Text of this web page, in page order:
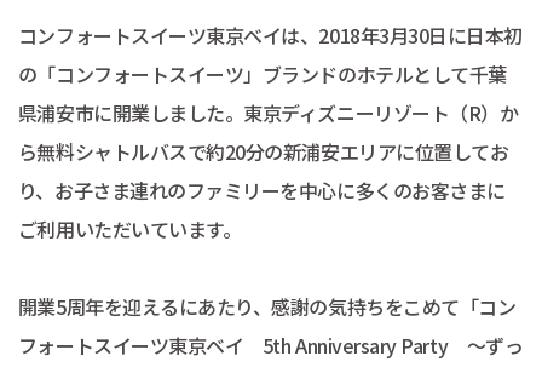
コンフォートスイーツ東京ベイは、2018年3月30日に日本初
の「コンフォートスイーツ」ブランドのホテルとして千葉
県浦安市に開業しました。東京ディズニーリゾート（R）か
ら無料シャトルバスで約20分の新浦安エリアに位置してお
り、お子さま連れのファミリーを中心に多くのお客さまに
ご利用いただいています。
開業5周年を迎えるにあたり、感謝の気持ちをこめて「コン
フォートスイーツ東京ベイ 5th Anniversary Party ～ずっ